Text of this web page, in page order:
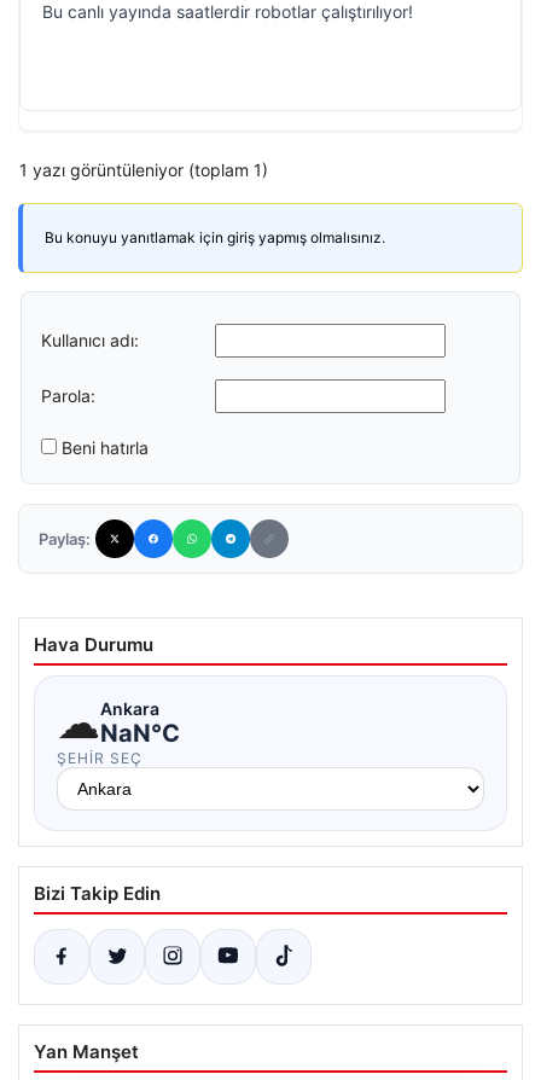
Bu canlı yayında saatlerdir robotlar çalıştırılıyor!
1 yazı görüntüleniyor (toplam 1)
Bu konuyu yanıtlamak için giriş yapmış olmalısınız.
Kullanıcı adı:
Parola:
Beni hatırla
Paylaş:
Hava Durumu
☁Ankara
NaN°C
ŞEHIR SEÇ
Bizi Takip Edin
Yan Manşet